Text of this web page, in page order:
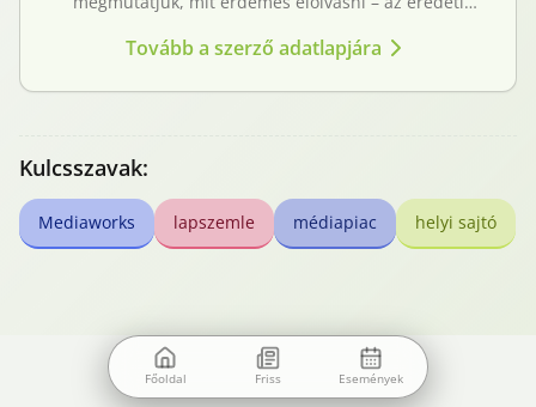
Tovább a szerző adatlapjára
Kulcsszavak:
Mediaworks lapszemle médiapiac helyi sajtó
Főoldal Friss Események